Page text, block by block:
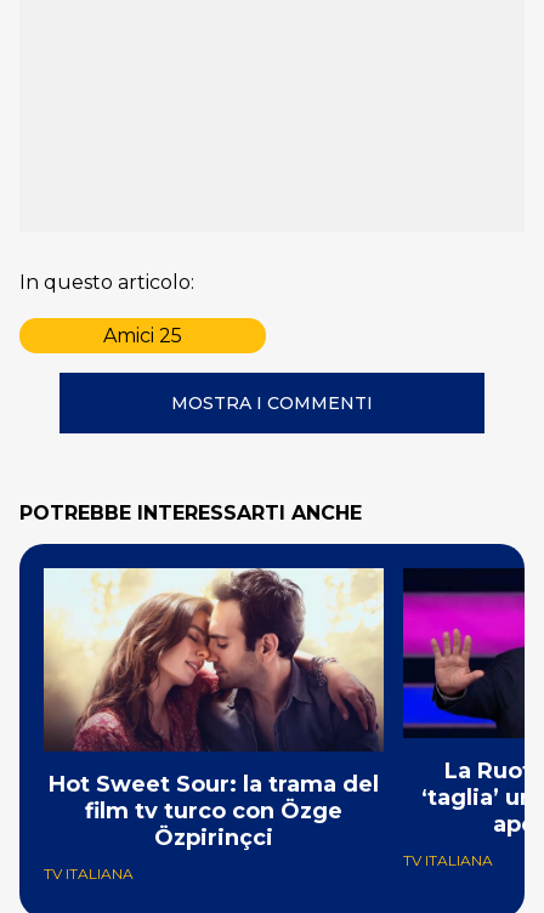
In questo articolo:
Amici 25
MOSTRA I COMMENTI
POTREBBE INTERESSARTI ANCHE
Hot Sweet Sour: la trama del
film tv turco con Özge
Özpirinçci
TV ITALIANA
La
‘taglia’
TV ITALIANA